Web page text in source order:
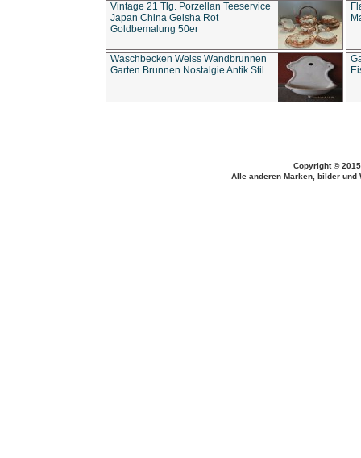
Vintage 21 Tlg. Porzellan Teeservice
Japan China Geisha Rot
Goldbemalung 50er
Waschbecken Weiss Wandbrunnen
Garten Brunnen Nostalgie Antik Stil
Copyright ©
Alle anderen Marken, bilder und